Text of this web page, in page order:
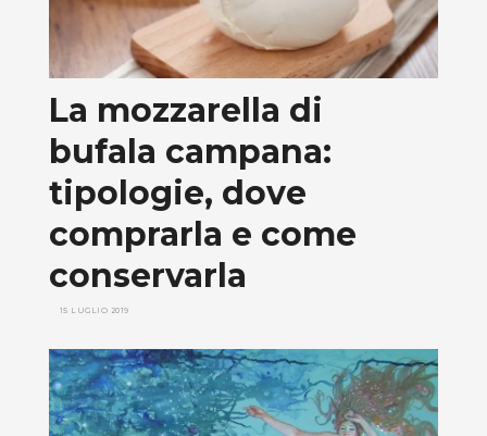
La mozzarella di
bufala campana:
tipologie, dove
comprarla e come
conservarla
15 LUGLIO 2019